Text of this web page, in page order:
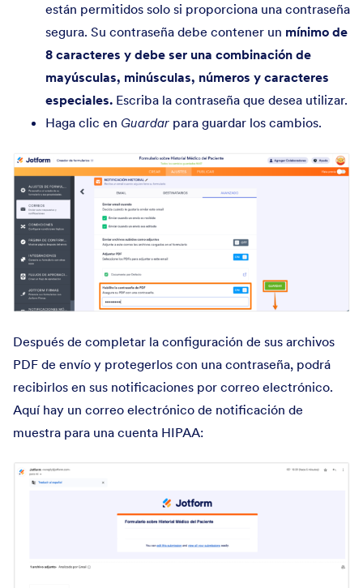
están permitidos solo si proporciona una contraseña
segura. Su contraseña debe contener un mínimo de
8 caracteres y debe ser una combinación de
mayúsculas, minúsculas, números y caracteres
especiales. Escriba la contraseña que desea utilizar.
Haga clic en Guardar para guardar los cambios.
Después de completar la configuración de sus archivos
PDF de envío y protegerlos con una contraseña, podrá
recibirlos en sus notificaciones por correo electrónico.
Aquí hay un correo electrónico de notificación de
muestra para una cuenta HIPAA: